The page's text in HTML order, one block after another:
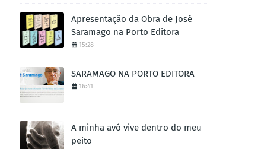
Apresentação da Obra de José
Saramago na Porto Editora
15:28
SARAMAGO NA PORTO EDITORA
16:41
A minha avó vive dentro do meu
peito